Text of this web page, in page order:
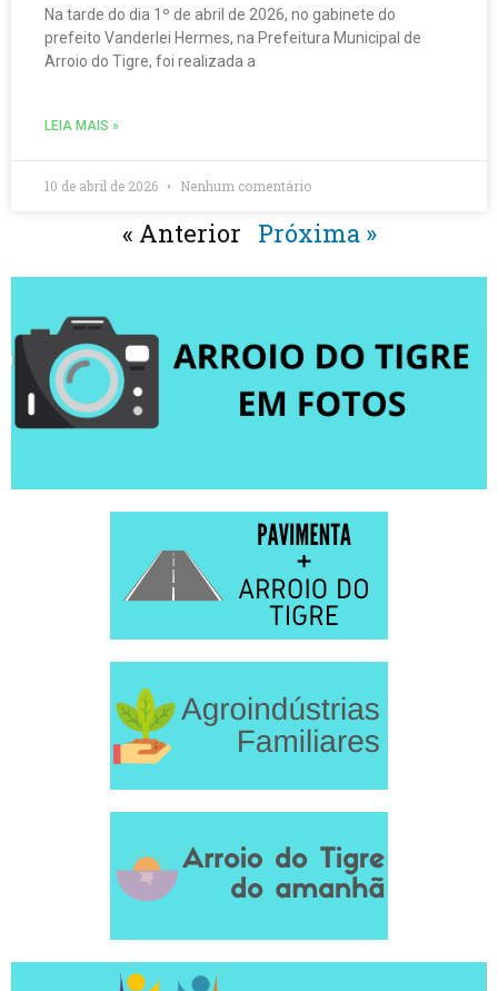
Na tarde do dia 1º de abril de 2026, no gabinete do
prefeito Vanderlei Hermes, na Prefeitura Municipal de
Arroio do Tigre, foi realizada a
LEIA MAIS »
10 de abril de 2026 Nenhum comentário
« Anterior Próxima »